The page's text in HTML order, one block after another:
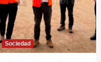
Sociedad